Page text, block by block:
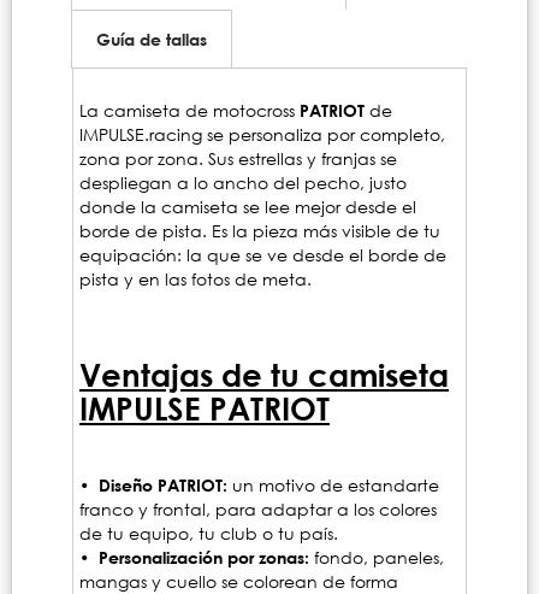
Guía de tallas
La camiseta de motocross PATRIOT de
IMPULSE.racing se personaliza por completo,
zona por zona. Sus estrellas y franjas se
despliegan a lo ancho del pecho, justo
donde la camiseta se lee mejor desde el
borde de pista. Es la pieza más visible de tu
equipación: la que se ve desde el borde de
pista y en las fotos de meta.
Ventajas de tu camiseta
IMPULSE PATRIOT
• Diseño PATRIOT: un motivo de estandarte
franco y frontal, para adaptar a los colores
de tu equipo, tu club o tu país.
• Personalización por zonas: fondo, paneles,
mangas y cuello se colorean de forma